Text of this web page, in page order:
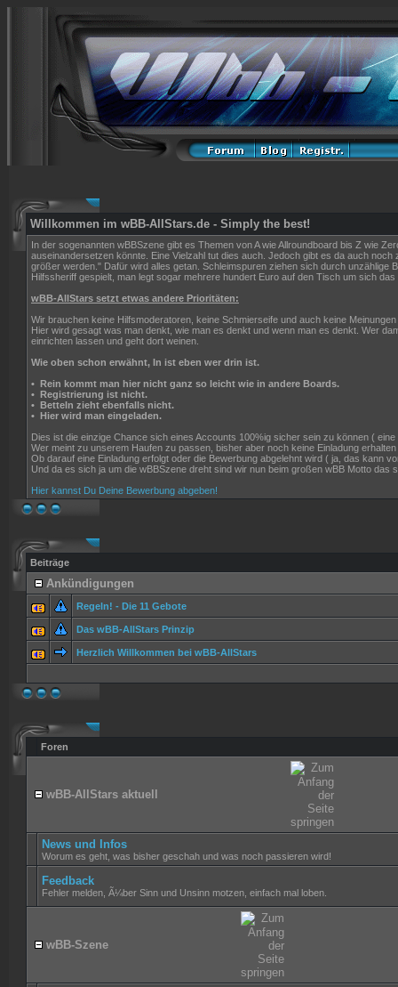
Willkommen im wBB-AllStars.de - Simply the best!
In der sogenannten wBBSzene gibt es Themen von A wie Allroundboard bis Z wie
auseinandersetzen könnte. Eine Vielzahl tut dies auch. Jedoch gibt es da auch
größer werden." Dafür wird alles getan. Schleimspuren ziehen sich durch
Hilfssheriff gespielt, man legt sogar mehrere hundert Euro auf den Tisch um sich
wBB-AllStars setzt etwas andere Prioritäten:
Wir brauchen keine Hilfsmoderatoren, keine Schmierseife und auch keine
Hier wird gesagt was man denkt, wie man es denkt und wenn man es denkt. Wer
einrichten lassen und geht dort weinen.
Wie oben schon erwähnt, In ist eben wer drin ist.
• Rein kommt man hier nicht ganz so leicht wie in andere Boards.
• Registrierung ist nicht.
• Betteln zieht ebenfalls nicht.
• Hier wird man eingeladen.
Dies ist die einzige Chance sich eines Accounts 100%ig sicher sein zu können (
Wer meint zu unserem Haufen zu passen, bisher aber noch keine Einladung
Ob darauf eine Einladung erfolgt oder die Bewerbung abgelehnt wird ( ja, das kann
Und da es sich ja um die wBBSzene dreht sind wir nun beim großen wBB Motto das
Hier kannst Du Deine Bewerbung abgeben!
Beiträge
Ankündigungen
Regeln! - Die 11 Gebote
Das wBB-AllStars Prinzip
Herzlich Willkommen bei wBB-AllStars
Foren
wBB-AllStars aktuell
News und Infos
Worum es geht, was bisher geschah und was noch passieren wird!
Feedback
Fehler melden, Ã¼ber Sinn und Unsinn motzen, einfach mal loben.
wBB-Szene